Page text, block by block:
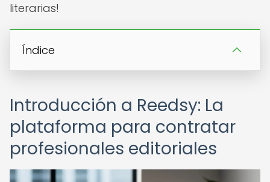
literarias!
Índice
Introducción a Reedsy: La
plataforma para contratar
profesionales editoriales